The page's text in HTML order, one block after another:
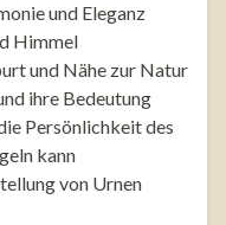
und Eleganz
Himmel
und Nähe zur Natur
ihre Bedeutung
Persönlichkeit des
kann
von Urnen